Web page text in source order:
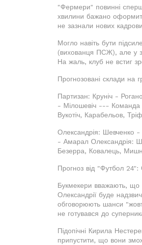
"Фермери" повинні
хвилини бажано
не зазнали нових
Могло навіть бути
(вихованця ПСЖ), але у
На жаль, клуб не встиг
Прогнозовані склади на
Партизан: Круніч -
- Мілошевіч --- Команда
Вукотіч, Карабельов,
Олександрія: Шевченко
- Амарал Олександрія:
Безерра, Ковалець,
Прогноз від "Футбол 24":
Букмекери вважають, що
Олександрії буде
обговорюють шанси
не готувався до
Підопічні Кирила
припустити, що вони